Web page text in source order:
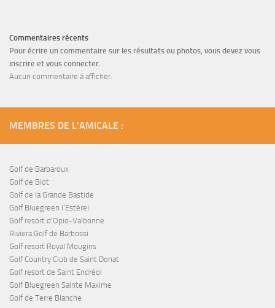
Commentaires récents
Pour écrire un commentaire sur les résultats ou photos, vous devez vous
inscrire et vous connecter.
Aucun commentaire à afficher.
MEMBRES DE L'AMICALE :
Golf de Barbaroux
Golf de Biot
Golf de la Grande Bastide
Golf Bluegreen l’Estérel
Golf resort d'Opio-Valbonne
Riviera Golf de Barbossi
Golf resort Royal Mougins
Golf Country Club de Saint Donat
Golf resort de Saint Endréol
Golf Bluegreen Sainte Maxime
Golf de Terre Blanche